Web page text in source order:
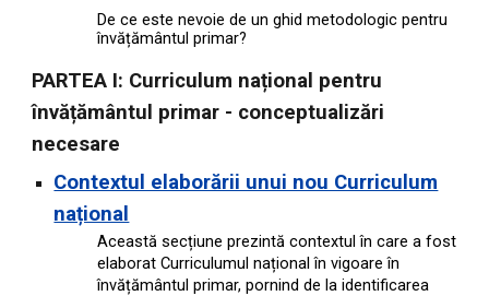
De ce este nevoie de un ghid metodologic pentru
învățământul primar?
PARTEA I: Curriculum național pentru
învățământul primar - conceptualizări
necesare
Contextul elaborării unui nou Curriculum
național
Această secțiune prezintă contextul în care a fost
elaborat Curriculumul național în vigoare în
învățământul primar, pornind de la identificarea